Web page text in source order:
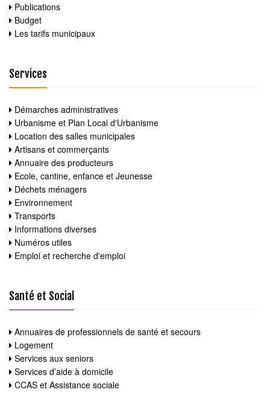
Publications
Budget
Les tarifs municipaux
Services
Démarches administratives
Urbanisme et Plan Local d'Urbanisme
Location des salles municipales
Artisans et commerçants
Annuaire des producteurs
Ecole, cantine, enfance et Jeunesse
Déchets ménagers
Environnement
Transports
Informations diverses
Numéros utiles
Emploi et recherche d'emploi
Santé et Social
Annuaires de professionnels de santé et secours
Logement
Services aux seniors
Services d’aide à domicile
CCAS et Assistance sociale